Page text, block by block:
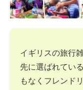
イギリスの旅行
先に選ばれてい
もなくフレンド